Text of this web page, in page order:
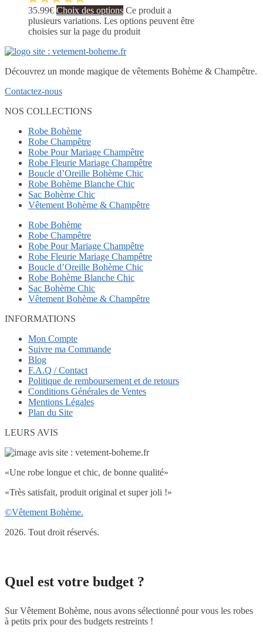
35.99€ Choix des options Ce produit a
plusieurs variations. Les options peuvent être
choisies sur la page du produit
Découvrez un monde magique de vêtements Bohème & Champêtre.
Contactez-nous
NOS COLLECTIONS
Robe Bohème
Robe Champêtre
Robe Pour Mariage Champêtre
Robe Fleurie Mariage Champêtre
Boucle d’Oreille Bohème Chic
Robe Bohème Blanche Chic
Sac Bohème Chic
Vêtement Bohème & Champêtre
Robe Bohème
Robe Champêtre
Robe Pour Mariage Champêtre
Robe Fleurie Mariage Champêtre
Boucle d’Oreille Bohème Chic
Robe Bohème Blanche Chic
Sac Bohème Chic
Vêtement Bohème & Champêtre
INFORMATIONS
Mon Compte
Suivre ma Commande
Blog
F.A.Q / Contact
Politique de remboursement et de retours
Conditions Générales de Ventes
Mentions Légales
Plan du Site
LEURS AVIS
«Une robe longue et chic, de bonne qualité»
«Très satisfait, produit original et super joli !»
©Vêtement Bohème.
2026. Tout droit réservés.
Quel est votre budget ?
Sur Vêtement Bohème, nous avons sélectionné pour vous les robes
à petits prix pour des budgets restreints !